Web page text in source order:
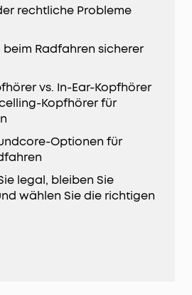
rechtliche Probleme
beim Radfahren sicherer
vs. In-Ear-Kopfhörer
Kopfhörer für
Optionen für
legal, bleiben Sie
wählen Sie die richtigen